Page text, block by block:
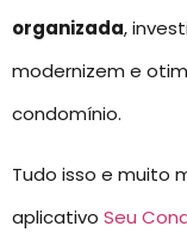
organizada,
modernizem e
condomínio.
Tudo isso e muito
aplicativo Seu